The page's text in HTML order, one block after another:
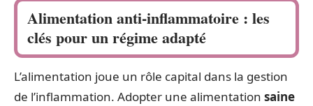
Alimentation anti-inflammatoire : les
clés pour un régime adapté
L’alimentation joue un rôle capital dans la gestion
de l’inflammation. Adopter une alimentation saine